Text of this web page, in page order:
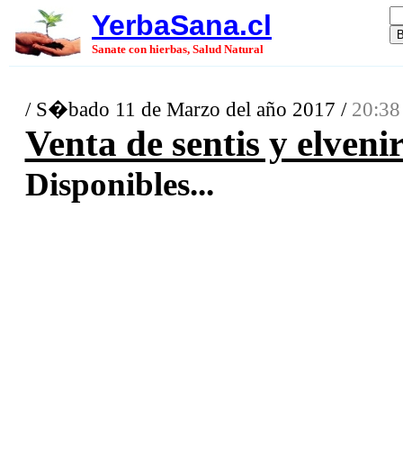
YerbaSana.cl
Sanate con hierbas, Salud Natural
/ S�bado 11 de Marzo del año 2017 /
Venta de sentis y
Disponibles...